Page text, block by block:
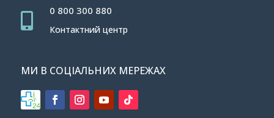

0 800 300 880
Контактний центр
МИ В СОЦІАЛЬНИХ МЕРЕЖАХ